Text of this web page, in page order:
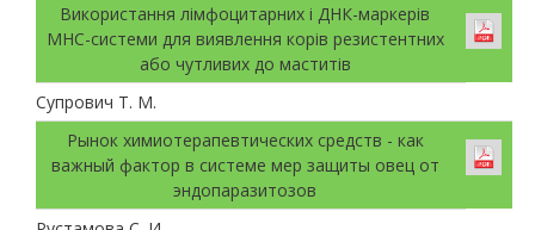
Використання лімфоцитарних і ДНК-маркерів
МНС-системи для виявлення корів резистентних
або чутливих до маститів
Супрович Т. М.
Рынок химиотерапевтических средств - как
важный фактор в системе мер защиты овец от
эндопаразитозов